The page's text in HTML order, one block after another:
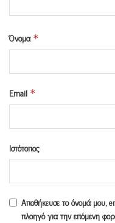
Όνομα *
Email *
Ιστότοπος
Αποθήκευσε το όνομά μου,
πλοηγό για την επόμενη